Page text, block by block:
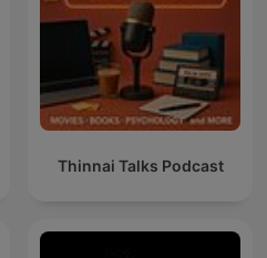
Thinnai Talks Podcast